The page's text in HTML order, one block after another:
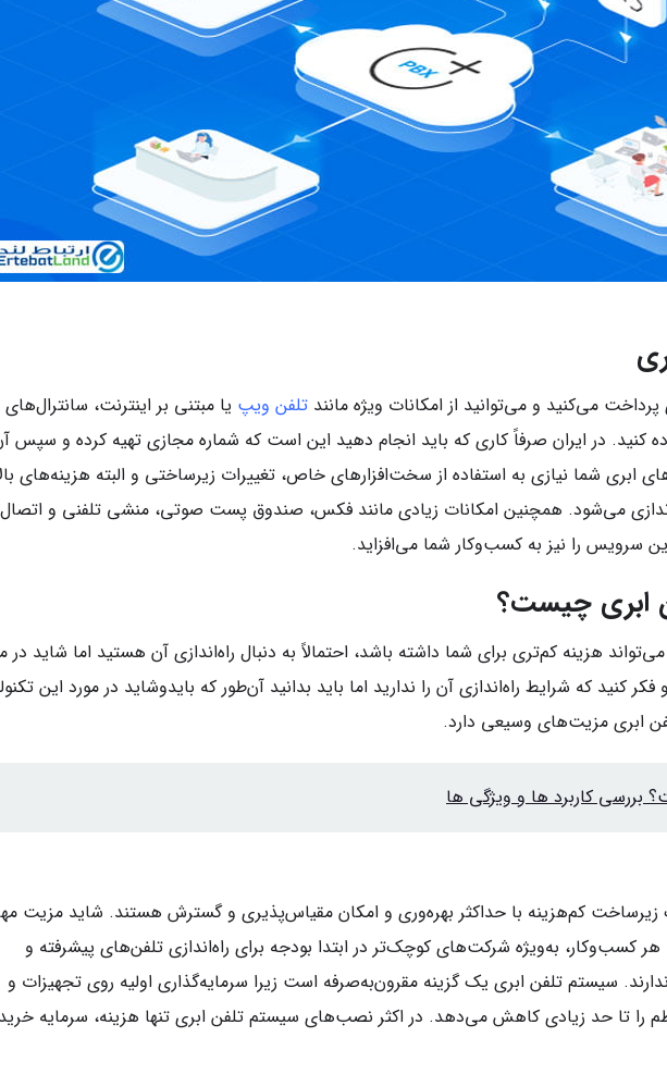
می‌کنید و می‌توانید از امکانات ویژه مانند تلفن ویپ یا مبتنی بر اینترنت، سانترال‌های
کنید. در ایران صرفاً کاری که باید انجام دهید این است که شماره مجازی تهیه کرده و سپس
ابری شما نیازی به استفاده از سخت‌افزارهای خاص، تغییرات زیرساختی و البته هزینه‌های
می‌شود. همچنین امکانات زیادی مانند فکس، صندوق پست صوتی، منشی تلفنی و
سرویس را نیز به کسب‌وکار شما می‌افزاید.
ابری چیست؟
هزینه کم‌تری برای شما داشته باشد، احتمالاً به دنبال راه‌اندازی آن هستید اما شاید در
کنید که شرایط راه‌اندازی آن را ندارید اما باید بدانید آن‌طور که بایدوشاید در مورد این
ابری مزیت‌های وسیعی دارد.
بررسی کاربرد ها و ویژگی ها
زیرساخت کم‌هزینه با حداکثر بهره‌وری و امکان مقیاس‌پذیری و گسترش هستند. شاید مزیت
کسب‌وکار، به‌ویژه شرکت‌های کوچک‌تر در ابتدا بودجه برای راه‌اندازی تلفن‌های پیشرفته و
سیستم تلفن ابری یک گزینه مقرون‌به‌صرفه است زیرا سرمایه‌گذاری اولیه روی تجهیزات و
را تا حد زیادی کاهش می‌دهد. در اکثر نصب‌های سیستم تلفن ابری تنها هزینه، سرمایه